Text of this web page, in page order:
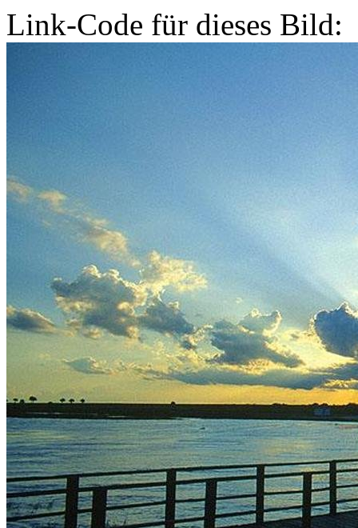
Link-Code für dieses Bild: